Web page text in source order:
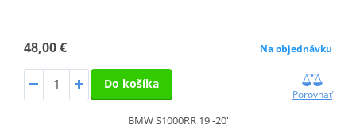
48,00 € Na objednávku
Do košíka
Porovnať
BMW S1000RR 19'-20'